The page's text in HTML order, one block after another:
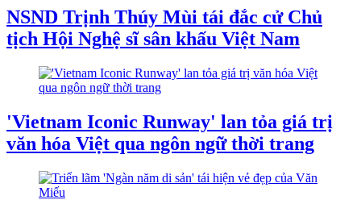
NSND Trịnh Thúy Mùi tái đắc cử Chủ
tịch Hội Nghệ sĩ sân khấu Việt Nam
'Vietnam Iconic Runway' lan tỏa giá trị
văn hóa Việt qua ngôn ngữ thời trang